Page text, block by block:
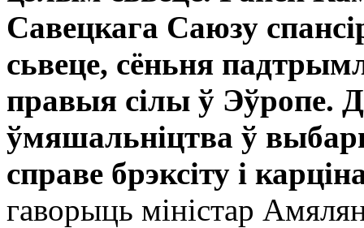
Савецкага Саюзу
сьвеце, сёньня
правыя сілы ў Эўропе.
ўмяшальніцтва ў
справе брэксіту і
гаворыць міністар